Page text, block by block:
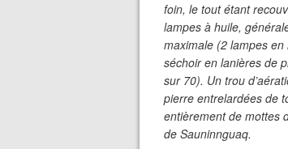
foin, le tout étant
lampes à huile,
maximale (2 lampes
séchoir en lanières de
sur 70). Un trou
pierre entrelardées de
entièrement de mottes
de Sauninnguaq.